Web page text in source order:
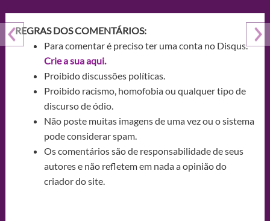
REGRAS DOS COMENTÁRIOS:
Para comentar é preciso ter uma conta no Disqus.
Crie a sua aqui.
Proibido discussões políticas.
Proibido racismo, homofobia ou qualquer tipo de
discurso de ódio.
Não poste muitas imagens de uma vez ou o sistema
pode considerar spam.
Os comentários são de responsabilidade de seus
autores e não refletem em nada a opinião do
criador do site.